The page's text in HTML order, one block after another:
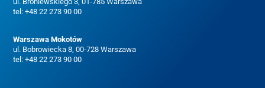
tel:+48 22 273 90 00
Warszawa Mokotów
ul. Bobrowiecka 8, 00-728 Warszawa
tel:+48 22 273 90 00